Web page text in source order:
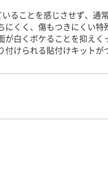
ることを感じさせず、通
くく、傷もつきにくい特
白くボケることを抑えく
けられる貼付けキットが